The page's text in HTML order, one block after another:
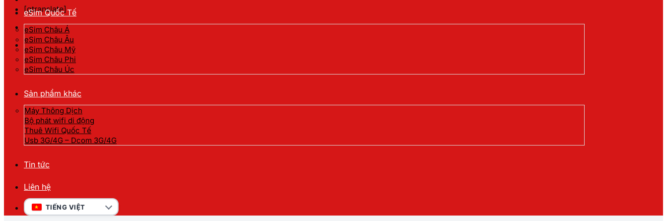
[gtranslate]
eSim Quốc Tế
eSim Châu Á
eSim Châu Âu
eSim Châu Mỹ
eSim Châu Phi
eSim Châu Úc
Sản phẩm khác
Máy Thông Dịch
Bộ phát wifi di động
Thuê Wifi Quốc Tế
Usb 3G/4G – Dcom 3G/4G
Tin tức
Liên hệ
TIẾNG VIỆT